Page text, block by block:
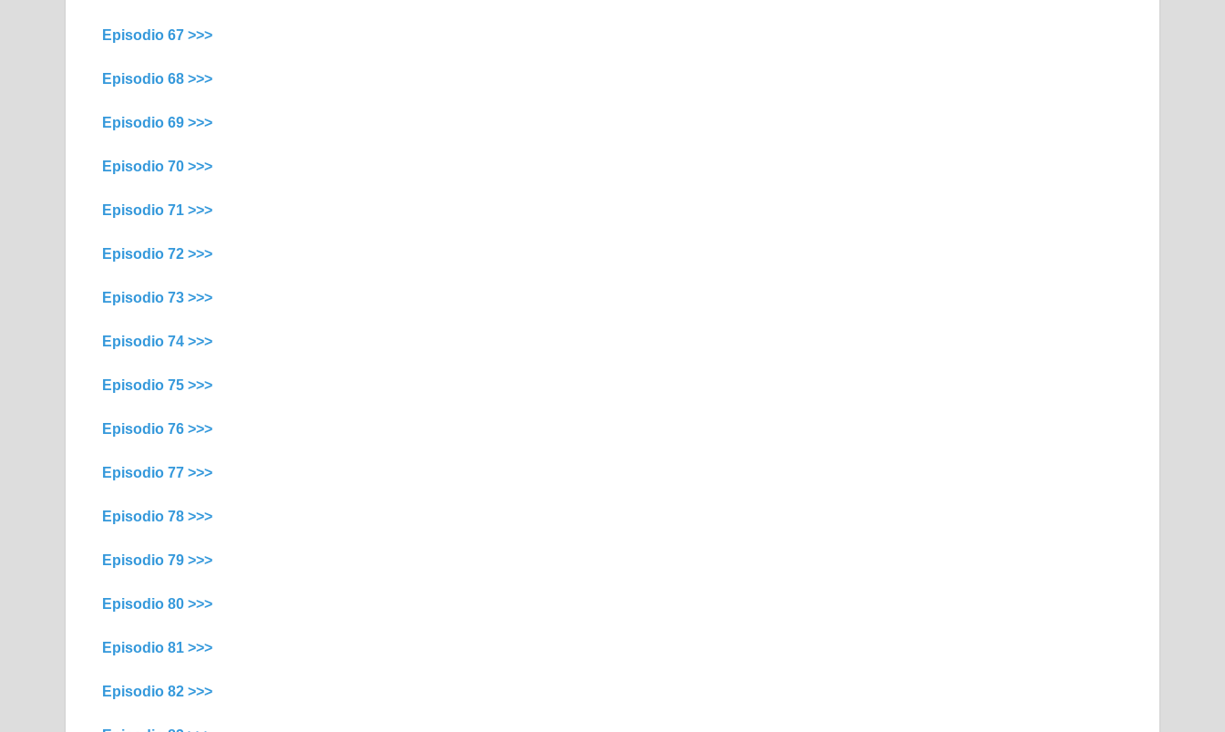
Episodio 67 >>>
Episodio 68 >>>
Episodio 69 >>>
Episodio 70 >>>
Episodio 71 >>>
Episodio 72 >>>
Episodio 73 >>>
Episodio 74 >>>
Episodio 75 >>>
Episodio 76 >>>
Episodio 77 >>>
Episodio 78 >>>
Episodio 79 >>>
Episodio 80 >>>
Episodio 81 >>>
Episodio 82 >>>